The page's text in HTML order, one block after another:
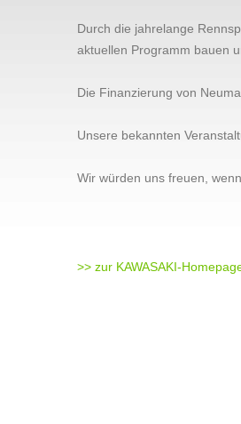
Durch die jahrelange
aktuellen Programm bauen
Die Finanzierung von
Unsere bekannten
Wir würden uns freuen,
>> zur KAWASAKI-